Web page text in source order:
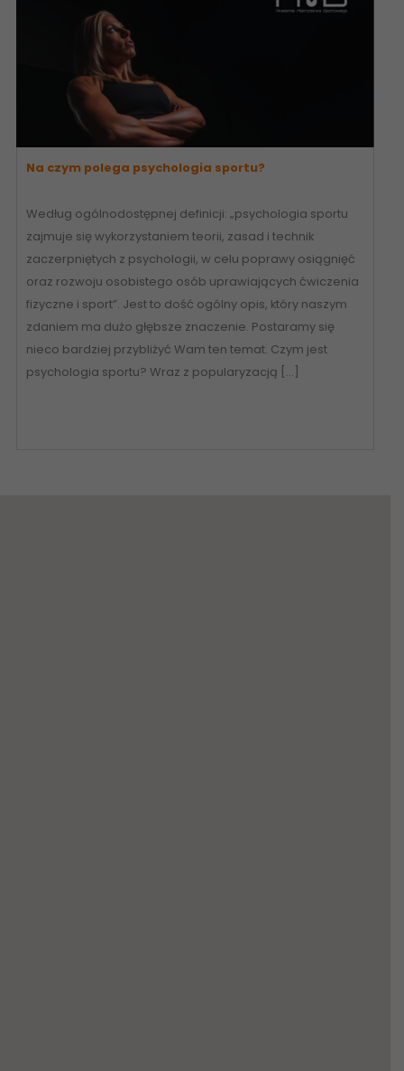
Na czym polega psychologia sportu?
Według ogólnodostępnej definicji: „psychologia sportu
zajmuje się wykorzystaniem teorii, zasad i technik
zaczerpniętych z psychologii, w celu poprawy osiągnięć
oraz rozwoju osobistego osób uprawiających ćwiczenia
fizyczne i sport”. Jest to dość ogólny opis, który naszym
zdaniem ma dużo głębsze znaczenie. Postaramy się
nieco bardziej przybliżyć Wam ten temat. Czym jest
psychologia sportu? Wraz z popularyzacją […]